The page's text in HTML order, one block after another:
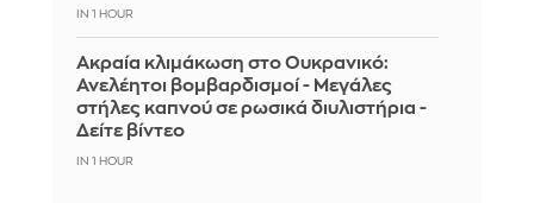
IN 1 HOUR
Ακραία κλιμάκωση στο Ουκρανικό:
Ανελέητοι βομβαρδισμοί - Μεγάλες
στήλες καπνού σε ρωσικά διυλιστήρια -
Δείτε βίντεο
IN 1 HOUR